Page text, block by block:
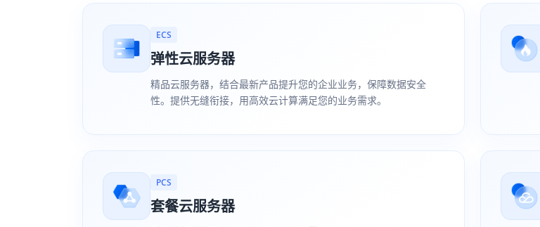
ECS
弹性云服务器
精品云服务器，结合最新产品提升您的企业业务，保障数据安全
性。提供无缝衔接，用高效云计算满足您的业务需求。
PCS
套餐云服务器